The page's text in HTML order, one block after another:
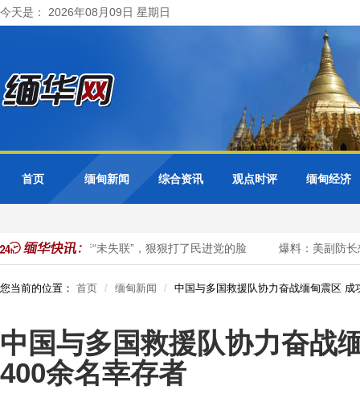
今天是： 2026年08月09日 星期日
首页 缅甸新闻 综合资讯 观点时评 缅甸经济
佩琪大陆行“未失联”，狠狠打了民进党的脸 爆料：美副防长想
您当前的位置： 首页 缅甸新闻 中国与多国救援队协力奋战缅甸震区 成
中国与多国救援队协力奋战
400余名幸存者